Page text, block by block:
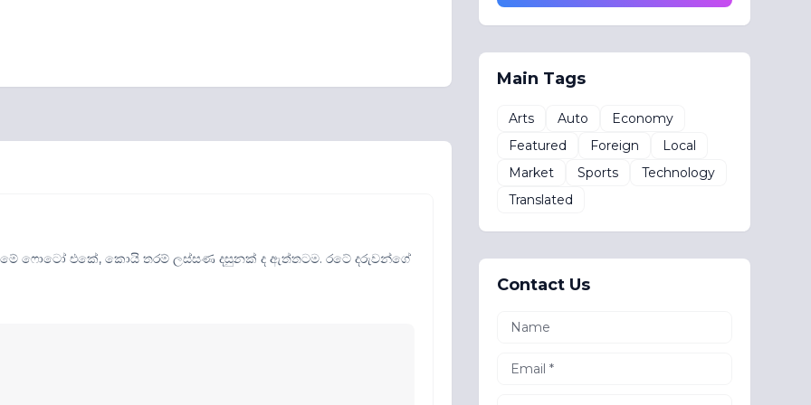
ෆොටෝ එකේ, කොයි තරම් ලස්සණ දසුනක් ද ඇත්තටම. රටේ දරුවන්ගේ
Main Tags
Arts Auto
Economy
Featured
Foreign
Local
Market
Sports
Technology
Translated
Contact Us